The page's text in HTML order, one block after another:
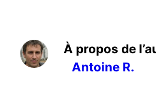
À propos de
Antoine R.